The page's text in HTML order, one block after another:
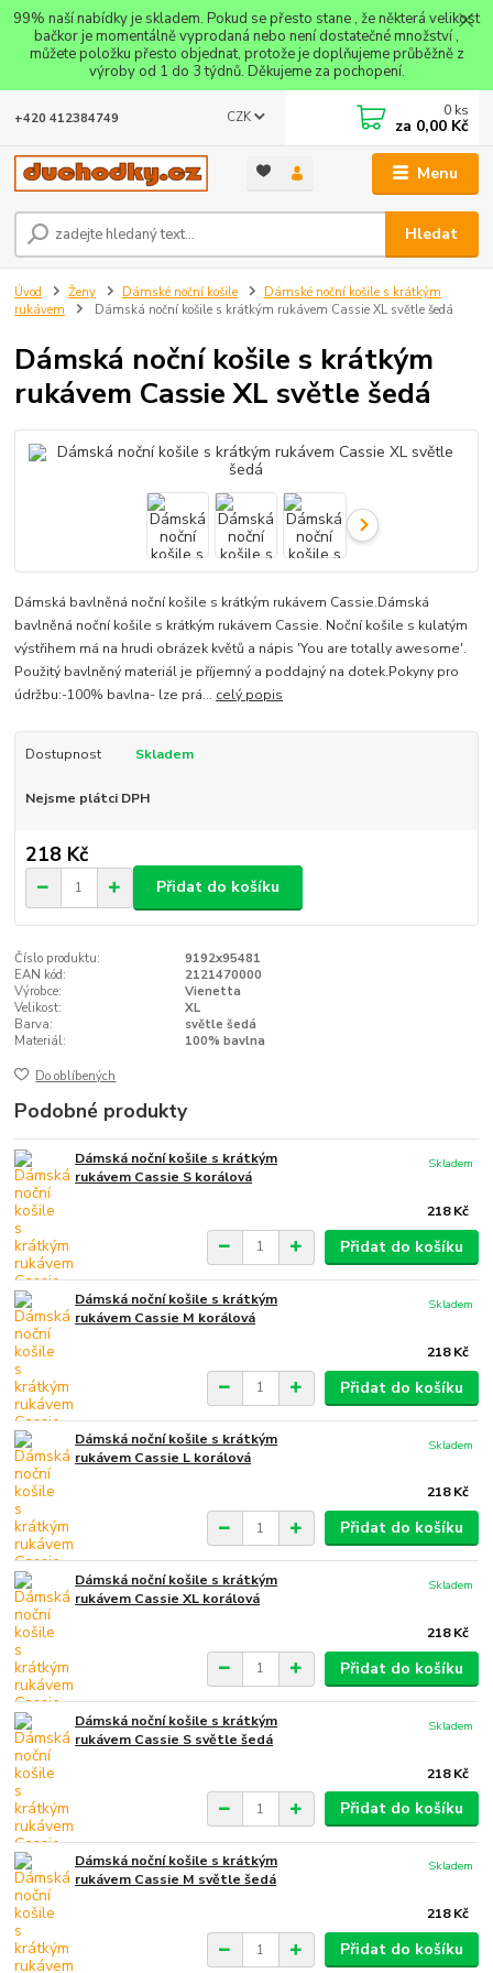
99% naší nabídky je skladem. Pokud se přesto stane , že některá velikost
bačkor je momentálně vyprodaná nebo není dostatečné množství ,
můžete položku přesto objednat, protože je doplňujeme průběžně z
výroby od 1 do 3 týdnů. Děkujeme za pochopení.
Menu
CZK
Hledat
+420 412384749 0 ks
za 0,00 Kč
Úvod Ženy Dámské noční košile
Dámské noční košile s krátkým
rukávem
Dámská noční košile s krátkým rukávem Cassie XL světle šedá
Dámská noční košile s krátkým
rukávem Cassie XL světle šedá
Dámská bavlněná noční košile s krátkým rukávem Cassie.Dámská
bavlněná noční košile s krátkým rukávem Cassie. Noční košile s kulatým
výstřihem má na hrudi obrázek květů a nápis 'You are totally awesome'.
Použitý bavlněný materiál je příjemný a poddajný na dotek.Pokyny pro
údržbu:-100% bavlna- lze prá... celý popis
Dostupnost Skladem
Nejsme plátci DPH
218 Kč
Přidat do košíku
Číslo produktu:
9192x95481
EAN kód:
2121470000
Výrobce:
Vienetta
Velikost:
XL
Barva:
světle šedá
Materiál:
100% bavlna
Do oblíbených
Podobné produkty
Dámská noční košile s krátkým
rukávem Cassie S korálová
218 Kč
Skladem
Přidat do košíku
Dámská noční košile s krátkým
rukávem Cassie M korálová
218 Kč
Skladem
Přidat do košíku
Dámská noční košile s krátkým
rukávem Cassie L korálová
218 Kč
Skladem
Přidat do košíku
Dámská noční košile s krátkým
rukávem Cassie XL korálová
218 Kč
Skladem
Přidat do košíku
Dámská noční košile s krátkým
rukávem Cassie S světle šedá
218 Kč
Skladem
Přidat do košíku
Dámská noční košile s krátkým
rukávem Cassie M světle šedá
218 Kč
Skladem
Přidat do košíku